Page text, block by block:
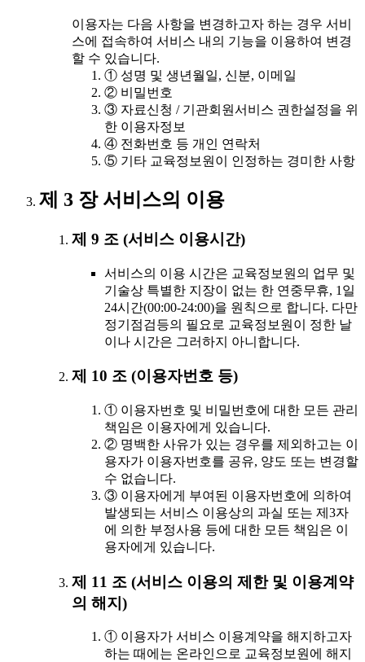
이용자는 다음 사항을 변경하고자 하는 경우 서비
스에 접속하여 서비스 내의 기능을 이용하여 변경
할 수 있습니다.
① 성명 및 생년월일, 신분, 이메일
② 비밀번호
③ 자료신청 / 기관회원서비스 권한설정을 위
한 이용자정보
④ 전화번호 등 개인 연락처
⑤ 기타 교육정보원이 인정하는 경미한 사항
제 3 장 서비스의 이용
제 9 조 (서비스 이용시간)
서비스의 이용 시간은 교육정보원의 업무 및
기술상 특별한 지장이 없는 한 연중무휴, 1일
24시간(00:00-24:00)을 원칙으로 합니다. 다만
정기점검등의 필요로 교육정보원이 정한 날
이나 시간은 그러하지 아니합니다.
제 10 조 (이용자번호 등)
① 이용자번호 및 비밀번호에 대한 모든 관리
책임은 이용자에게 있습니다.
② 명백한 사유가 있는 경우를 제외하고는 이
용자가 이용자번호를 공유, 양도 또는 변경할
수 없습니다.
③ 이용자에게 부여된 이용자번호에 의하여
발생되는 서비스 이용상의 과실 또는 제3자
에 의한 부정사용 등에 대한 모든 책임은 이
용자에게 있습니다.
제 11 조 (서비스 이용의 제한 및 이용계약
의 해지)
① 이용자가 서비스 이용계약을 해지하고자
하는 때에는 온라인으로 교육정보원에 해지